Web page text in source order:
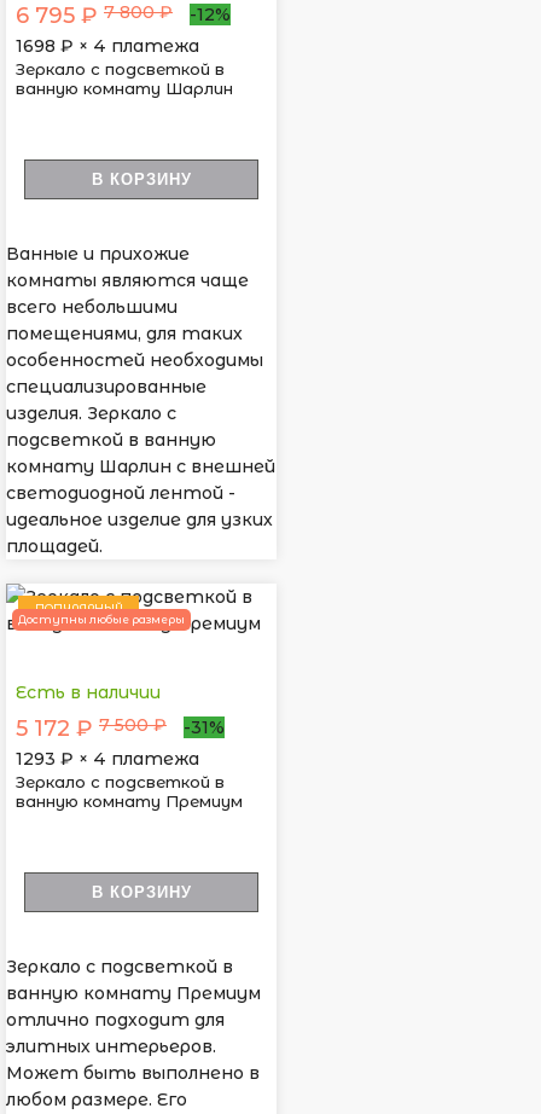
6 795 ₽ 7 800 ₽
-12%
1698 ₽ × 4 платежа
Зеркало с подсветкой в
ванную комнату Шарлин
В КОРЗИНУ
Ванные и прихожие
комнаты являются чаще
всего небольшими
помещениями, для таких
особенностей необходимы
специализированные
изделия. Зеркало с
подсветкой в ванную
комнату Шарлин с внешней
светодиодной лентой -
идеальное изделие для узких
площадей.
ПОПУЛЯРНЫЙ
Доступны любые размеры
Есть в наличии
5 172 ₽ 7 500 ₽
-31%
1293 ₽ × 4 платежа
Зеркало с подсветкой в
ванную комнату Премиум
В КОРЗИНУ
Зеркало с подсветкой в
ванную комнату Премиум
отлично подходит для
элитных интерьеров.
Может быть выполнено в
любом размере. Его